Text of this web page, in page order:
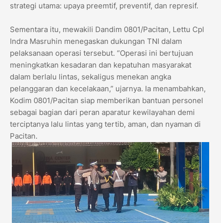
strategi utama: upaya preemtif, preventif, dan represif.
Sementara itu, mewakili Dandim 0801/Pacitan, Lettu Cpl
Indra Masruhin menegaskan dukungan TNI dalam
pelaksanaan operasi tersebut. “Operasi ini bertujuan
meningkatkan kesadaran dan kepatuhan masyarakat
dalam berlalu lintas, sekaligus menekan angka
pelanggaran dan kecelakaan,” ujarnya. Ia menambahkan,
Kodim 0801/Pacitan siap memberikan bantuan personel
sebagai bagian dari peran aparatur kewilayahan demi
terciptanya lalu lintas yang tertib, aman, dan nyaman di
Pacitan.